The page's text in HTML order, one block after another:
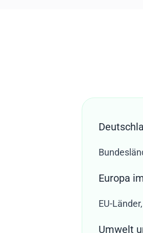
Europa
EU-
Umwelt